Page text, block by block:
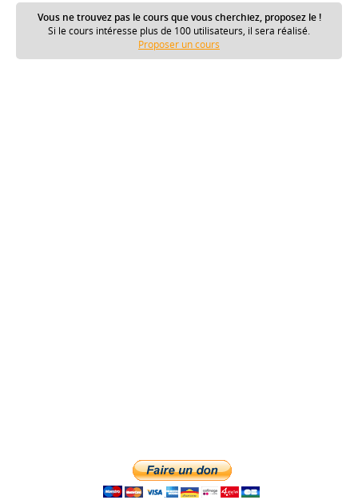
Vous ne trouvez pas le cours que vous cherchiez, proposez le !
Si le cours intéresse plus de 100 utilisateurs, il sera réalisé.
Proposer un cours